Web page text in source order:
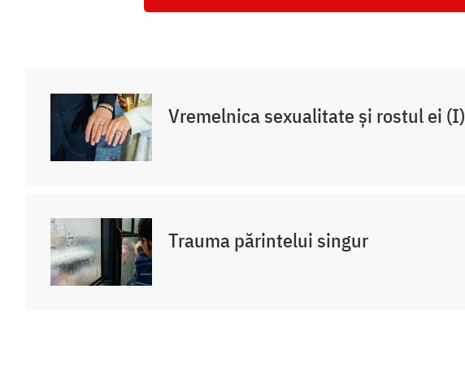
Vremelnica sexualitate și rostul ei (I)
Trauma părintelui singur